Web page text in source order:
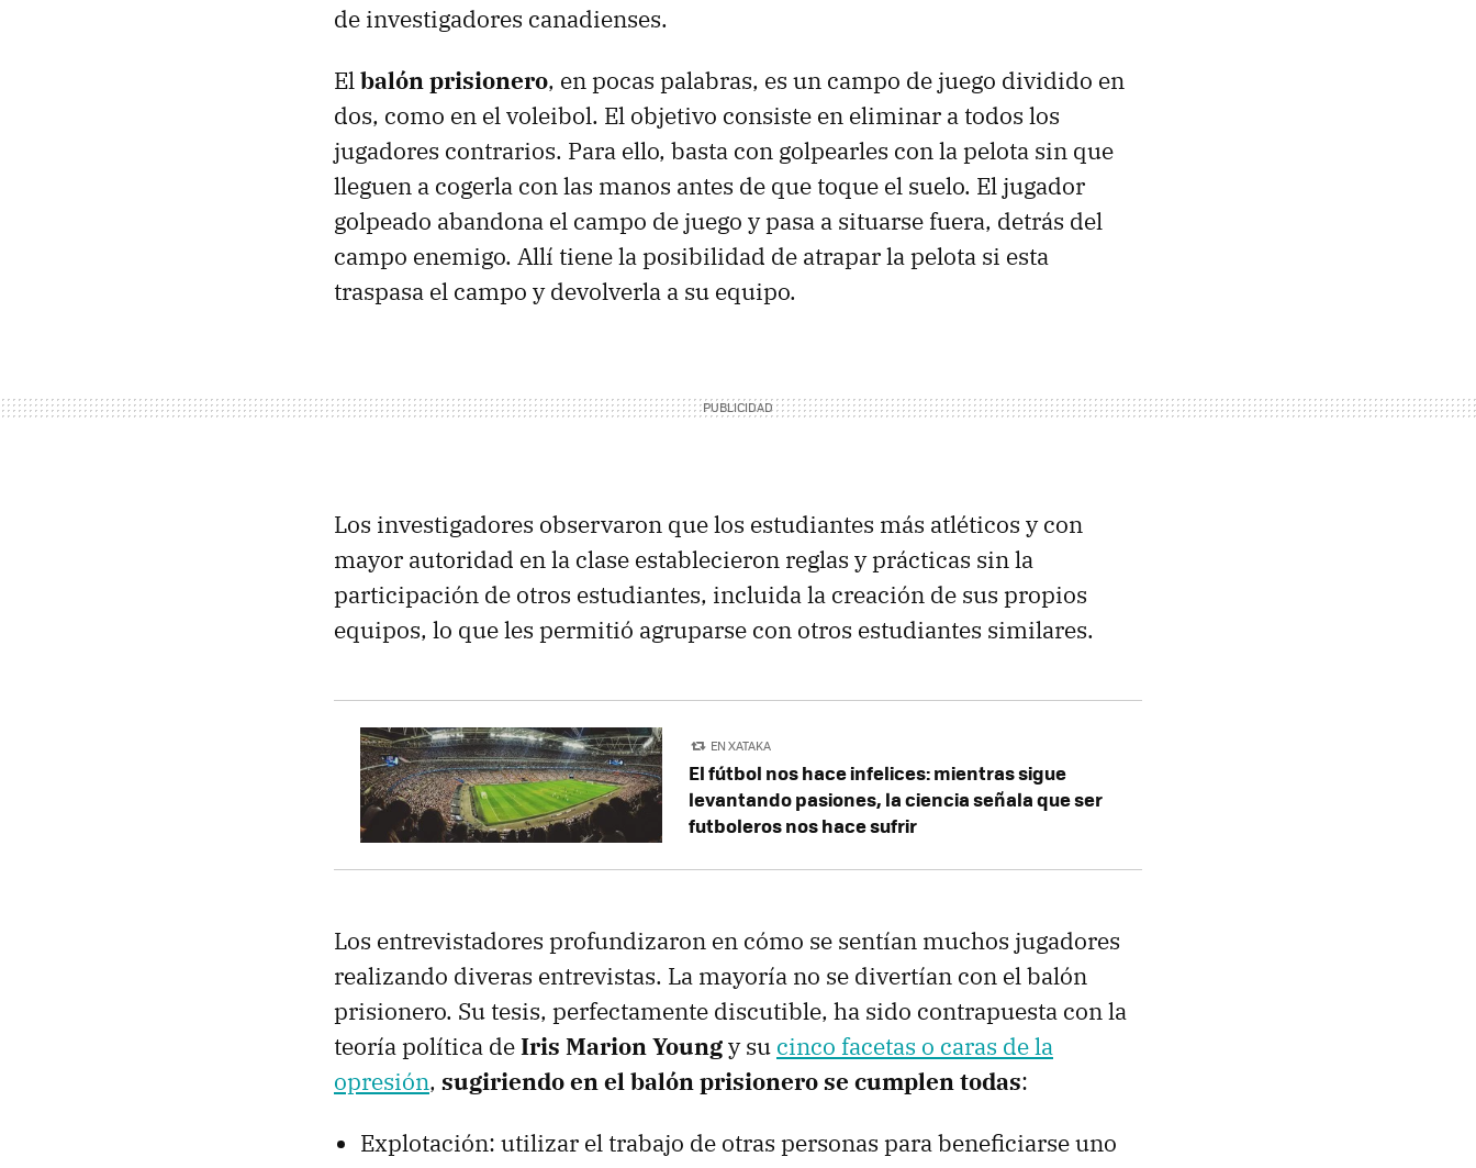
de investigadores canadienses.
Elbalón prisionero, en pocas palabras, es un campo de juego dividido en
dos, como en el voleibol. El objetivo consiste en eliminar a todos los
jugadores contrarios. Para ello, basta con golpearles con la pelota sin que
lleguen a cogerla con las manos antes de que toque el suelo. El jugador
golpeado abandona el campo de juego y pasa a situarse fuera, detrás del
campo enemigo. Allí tiene la posibilidad de atrapar la pelota si esta
traspasa el campo y devolverla a su equipo.
Los investigadores observaron que los estudiantes más atléticos y con
mayor autoridad en la clase establecieron reglas y prácticas sin la
participación de otros estudiantes, incluida la creación de sus propios
equipos, lo que les permitió agruparse con otros estudiantes similares.
EN XATAKA
El fútbol nos hace infelices: mientras sigue
levantando pasiones, la ciencia señala que ser
futboleros nos hace sufrir
Los entrevistadores profundizaron en cómo se sentían muchos jugadores
realizando diveras entrevistas. La mayoría no se divertían con el balón
prisionero. Su tesis, perfectamente discutible, ha sido contrapuesta con la
teoría política deIris Marion Youngy su cinco facetas o caras de la
opresión, sugiriendo en el balón prisionero se cumplen todas:
Explotación: utilizar el trabajo de otras personas para beneficiarse uno